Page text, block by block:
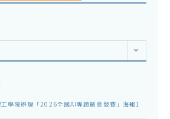
學院辦理「2026全國AI專題創意競賽」海報1